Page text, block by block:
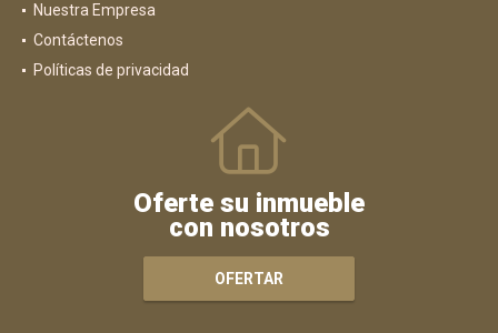
Nuestra Empresa
Contáctenos
Políticas de privacidad
Oferte su inmueble
con nosotros
OFERTAR